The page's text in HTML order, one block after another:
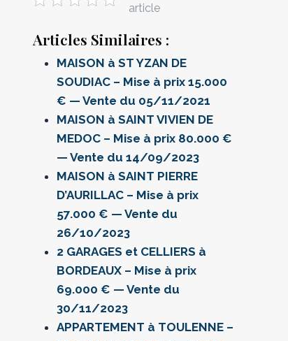
article
Articles Similaires :
MAISON à ST YZAN DE
SOUDIAC – Mise à prix 15.000
€ — Vente du 05/11/2021
MAISON à SAINT VIVIEN DE
MEDOC – Mise à prix 80.000 €
— Vente du 14/09/2023
MAISON à SAINT PIERRE
D’AURILLAC – Mise à prix
57.000 € — Vente du
26/10/2023
2 GARAGES et CELLIERS à
BORDEAUX – Mise à prix
69.000 € — Vente du
30/11/2023
APPARTEMENT à TOULENNE –